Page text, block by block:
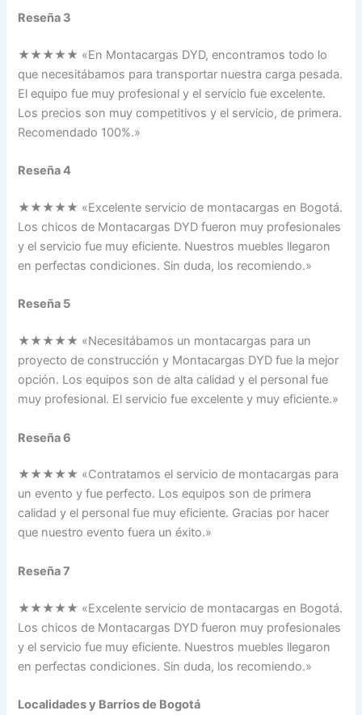
Reseña 3
★★★★★ «En Montacargas DYD, encontramos todo lo
que necesitábamos para transportar nuestra carga pesada.
El equipo fue muy profesional y el servicio fue excelente.
Los precios son muy competitivos y el servicio, de primera.
Recomendado 100%.»
Reseña 4
★★★★★ «Excelente servicio de montacargas en Bogotá.
Los chicos de Montacargas DYD fueron muy profesionales
y el servicio fue muy eficiente. Nuestros muebles llegaron
en perfectas condiciones. Sin duda, los recomiendo.»
Reseña 5
★★★★★ «Necesitábamos un montacargas para un
proyecto de construcción y Montacargas DYD fue la mejor
opción. Los equipos son de alta calidad y el personal fue
muy profesional. El servicio fue excelente y muy eficiente.»
Reseña 6
★★★★★ «Contratamos el servicio de montacargas para
un evento y fue perfecto. Los equipos son de primera
calidad y el personal fue muy eficiente. Gracias por hacer
que nuestro evento fuera un éxito.»
Reseña 7
★★★★★ «Excelente servicio de montacargas en Bogotá.
Los chicos de Montacargas DYD fueron muy profesionales
y el servicio fue muy eficiente. Nuestros muebles llegaron
en perfectas condiciones. Sin duda, los recomiendo.»
Localidades y Barrios de Bogotá